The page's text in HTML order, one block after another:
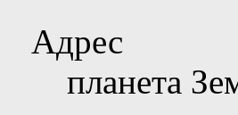
Адрес
планета